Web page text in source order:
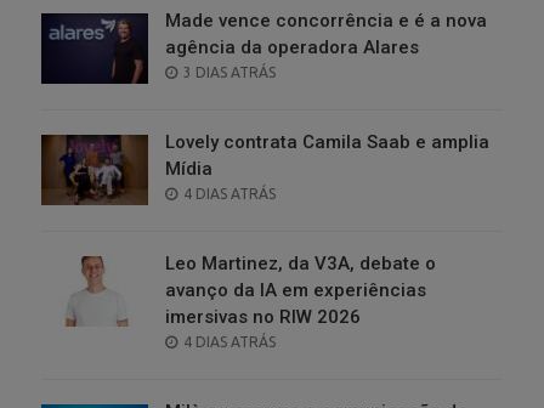
Made vence concorrência e é a nova
agência da operadora Alares
POSTED
3 DIAS ATRÁS
Lovely contrata Camila Saab e amplia
Mídia
POSTED
4 DIAS ATRÁS
Leo Martinez, da V3A, debate o
avanço da IA em experiências
imersivas no RIW 2026
POSTED
4 DIAS ATRÁS